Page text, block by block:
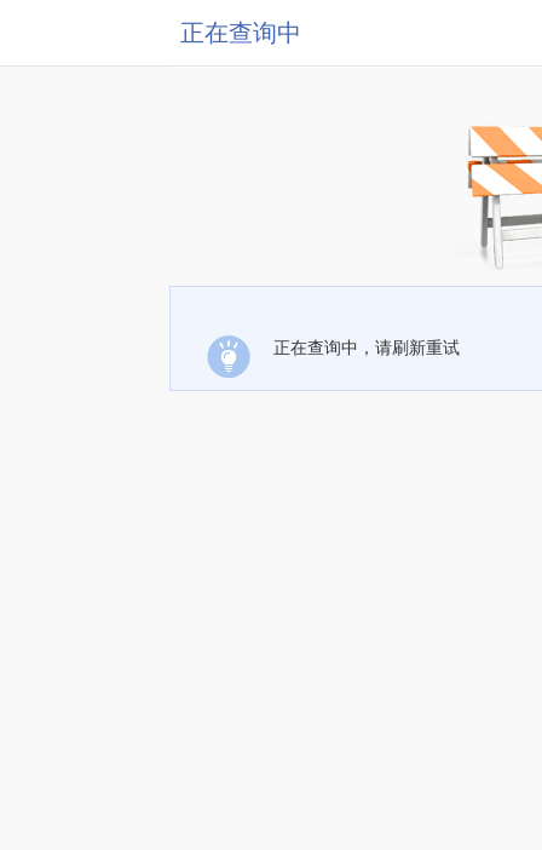
正在查询中
正在查询中，请刷新重试